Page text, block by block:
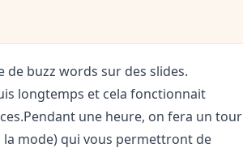
de buzz words sur des slides.
longtemps et cela fonctionnait
une heure, on fera un tour
mode) qui vous permettront de